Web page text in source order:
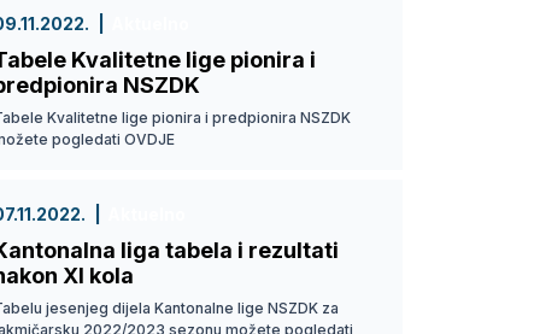
Kvalitetne lige pionira i
NSZDK
Kvalitetne lige pionira i predpionira NSZDK
pogledati OVDJE
liga tabela i rezultati
XI kola
jesenjeg dijela Kantonalne lige NSZDK za
2022/2023 sezonu možete pogledati